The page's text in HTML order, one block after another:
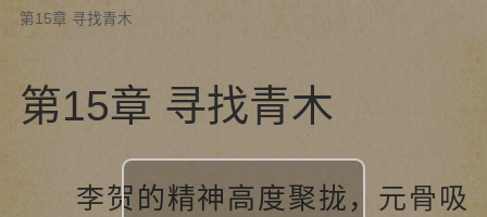
第15章 寻找青木
第15章 寻找青木
李贺的精神高度聚拢，元骨吸